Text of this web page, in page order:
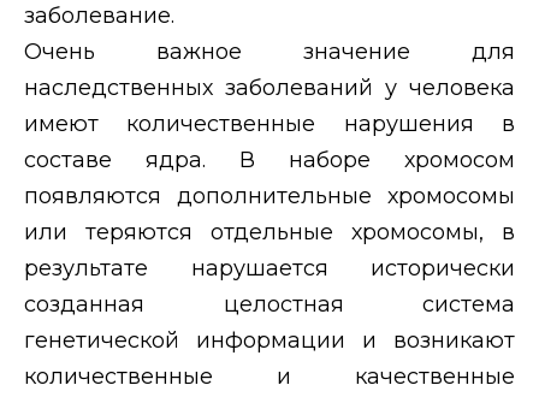
заболевание.
Очень важное значение для
наследственных заболеваний у человека
имеют количественные нарушения в
составе ядра. В наборе хромосом
появляются дополнительные хромосомы
или теряются отдельные хромосомы, в
результате нарушается исторически
созданная целостная система
генетической информации и
возникают
количественные и качественные